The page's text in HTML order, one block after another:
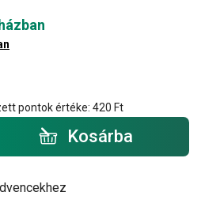
pontok értéke: 420 Ft
Kosárba